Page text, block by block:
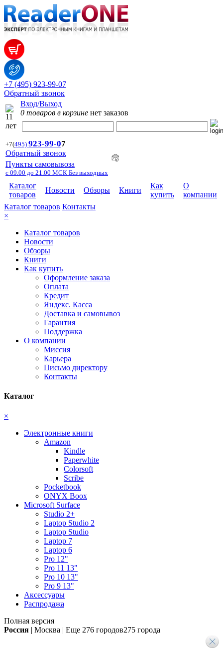
+7 (495) 923-99-07
Обратный звонок
Вход/Выход
0 товаров в корзине нет заказов
+7(495) 923-99-07
Обратный звонок
Пункты самовывоза
с 09.00 до 21.00 МСК Без выходных
Каталог
товаров
Новости Обзоры Книги
Как
купить
О
компании
Каталог товаров Контакты
×
Каталог товаров
Новости
Обзоры
Книги
Как купить
Оформление заказа
Оплата
Кредит
Яндекс. Касса
Доставка и самовывоз
Гарантия
Поддержка
О компании
Миссия
Карьера
Письмо директору
Контакты
Каталог
×
Электронные книги
Amazon
Kindle
Paperwhite
Colorsoft
Scribe
Pocketbook
ONYX Boox
Microsoft Surface
Studio 2+
Laptop Studio 2
Laptop Studio
Laptop 7
Laptop 6
Pro 12"
Pro 11 13"
Pro 10 13"
Pro 9 13"
Аксессуары
Распродажа
Полная версия
Россия | Москва | Еще 276 городов275 города